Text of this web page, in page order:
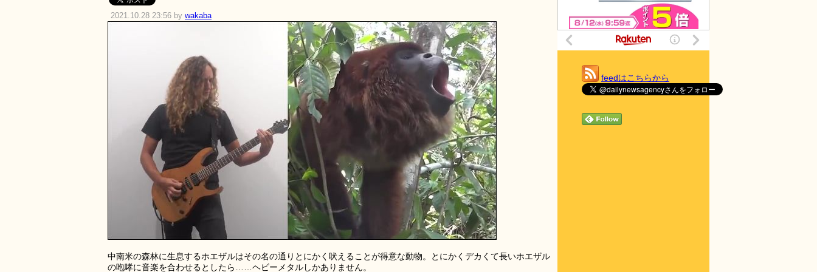
2021.10.28 23:56 by wakaba
中南米の森林に生息するホエザルはその名の通りとにかく吠えることが得意な動物。とにかくデカくて長いホエザル
の咆哮に音楽を合わせるとしたら……ヘビーメタルしかありません。
feedはこちらから